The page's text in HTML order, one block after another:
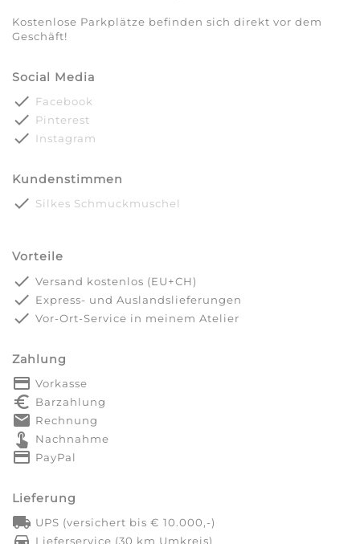
Kostenlose Parkplätze befinden sich direkt vor dem
Geschäft!
Social Media
done Facebook
done Pinterest
done Instagram
Kundenstimmen
done Silkes Schmuckmuschel
Vorteile
done Versand kostenlos (EU+CH)
done Express- und Auslandslieferungen
done Vor-Ort-Service in meinem Atelier
Zahlung
payment Vorkasse
euro_symbol Barzahlung
markunread Rechnung
touch_app Nachnahme
credit_card PayPal
Lieferung
local_shipping UPS (versichert bis € 10.000,-)
Lieferservice (30 km Umkreis)